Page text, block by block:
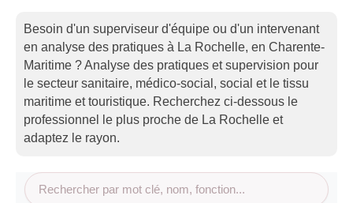
Besoin d'un superviseur d'équipe ou d'un intervenant
en analyse des pratiques à La Rochelle, en Charente-
Maritime ? Analyse des pratiques et supervision pour
le secteur sanitaire, médico-social, social et le tissu
maritime et touristique. Recherchez ci-dessous le
professionnel le plus proche de La Rochelle et
adaptez le rayon.